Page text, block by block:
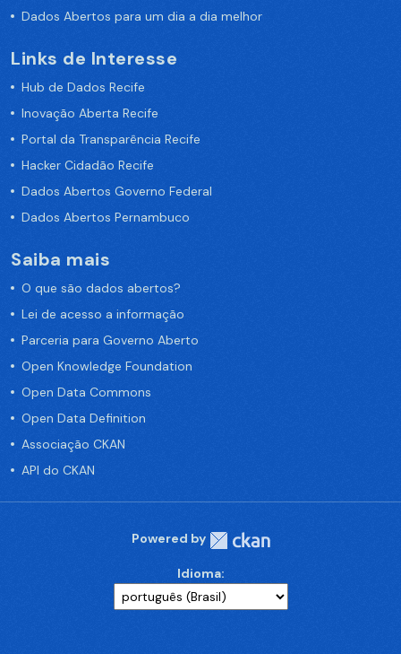
Dados Abertos para um dia a dia melhor
Links de Interesse
Hub de Dados Recife
Inovação Aberta Recife
Portal da Transparência Recife
Hacker Cidadão Recife
Dados Abertos Governo Federal
Dados Abertos Pernambuco
Saiba mais
O que são dados abertos?
Lei de acesso a informação
Parceria para Governo Aberto
Open Knowledge Foundation
Open Data Commons
Open Data Definition
Associação CKAN
API do CKAN
Powered by
Idioma